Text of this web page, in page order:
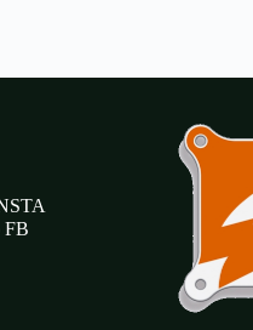
FB